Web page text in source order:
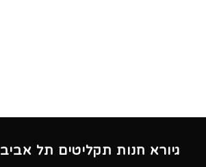
גיורא חנות תקליטים תל אביב